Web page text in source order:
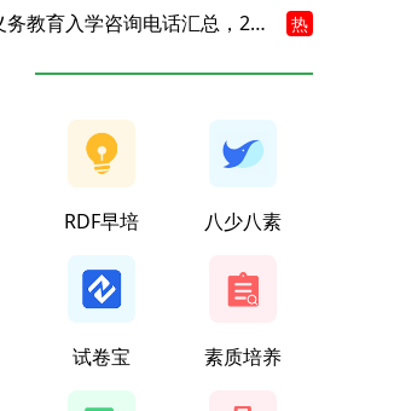
北京各区义务教育入学咨询电话汇总，25年小升初家长提前收藏 热
RDF早培 八少八素
试卷宝 素质培养